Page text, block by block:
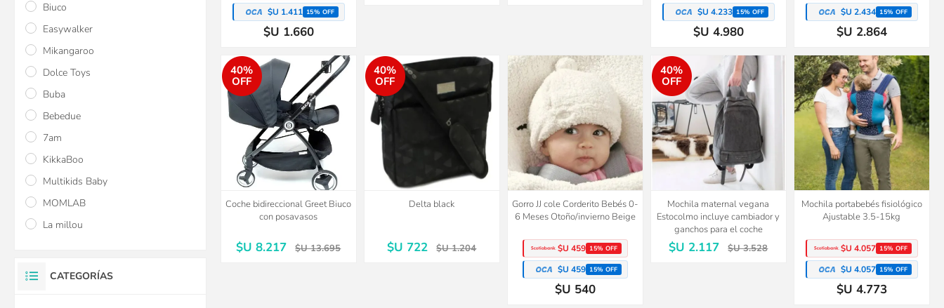
$U 1.411 15% OFF
$U 1.660
$U 4.233 15% OFF
$U 4.980
$U 2.434 15% OFF
$U 2.864
40%
OFF
Coche bidireccional Greet Biuco
con posavasos
$U 8.217 $U 13.695
40%
OFF
Delta black
$U 722 $U 1.204
Gorro JJ cole Corderito Bebés 0-
6 Meses Otoño/invierno Beige
$U 459 15% OFF
$U 459 15% OFF
$U 540
40%
OFF
Mochila maternal vegana
Estocolmo incluye cambiador y
ganchos para el coche
$U 2.117 $U 3.528
Mochila portabebés fisiológico
Ajustable 3.5-15kg
$U 4.057 15% OFF
$U 4.057 15% OFF
$U 4.773
Biuco
Easywalker
Mikangaroo
Dolce Toys
Buba
Bebedue
7am
KikkaBoo
Multikids Baby
MOMLAB
La millou
CATEGORÍAS